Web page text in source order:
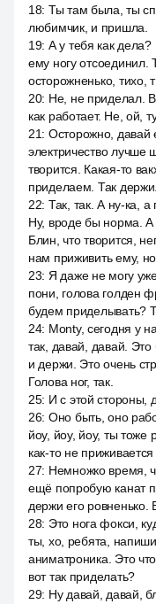
18: Ты там была, ты
любимчик, и пришла.
19: А у тебя как
ему ногу
осторожненько, тихо,
20: Не, не приделал.
как работает. Не, ой,
21: Осторожно, давай
электричество лучше
творится. Какая-то
приделаем. Так
22: Так, так. А ну-ка,
Ну, вроде бы норма. А
Блин, что творится,
нам приживить ему, но.
23: Я даже не могу
пони, голова голден
будем приделывать?
24: Monty, сегодня у
так, давай, давай.
и держи. Это очень
Голова ног, так.
25: И с этой стороны,
26: Оно быть, оно
йоу, йоу, йоу, ты тоже
как-то не
27: Немножко время,
ещё попробую канат
держи его ровненько.
28: Это нога фокси,
ты, хо, ребята,
аниматроника. Это
вот так приделать?
29: Ну давай, давай,